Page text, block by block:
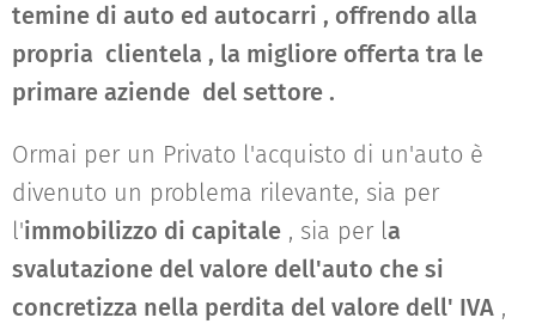
temine di auto ed autocarri , offrendo alla
propria clientela , la migliore offerta tra le
primare aziende del settore .
Ormai per un Privato l'acquisto di un'auto è
divenuto un problema rilevante, sia per
l'immobilizzo di capitale , sia per la
svalutazione del valore dell'auto che si
concretizza nella perdita del valore dell' IVA ,